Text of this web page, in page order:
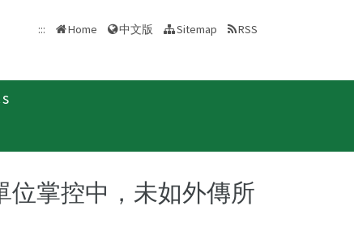
::: Home 中文版 Sitemap RSS
位掌控中，未如外傳所